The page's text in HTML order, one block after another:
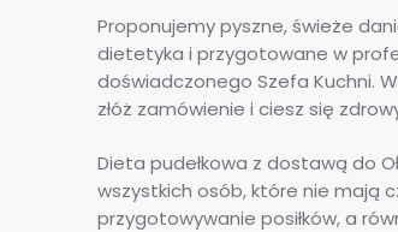
Proponujemy pyszne, świeże
dietetyka i przygotowane w
doświadczonego Szefa Kuchni.
złóż zamówienie i ciesz się
Dieta pudełkowa z dostawą do
wszystkich osób, które nie mają
przygotowywanie posiłków, a